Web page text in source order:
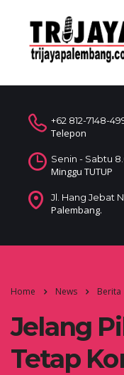
+62 812-7148-
Telepon
Senin - Sabtu
Minggu TUTUP
Jl. Hang Jebat
Palembang.
Home News Berita
Jelang
Tetap